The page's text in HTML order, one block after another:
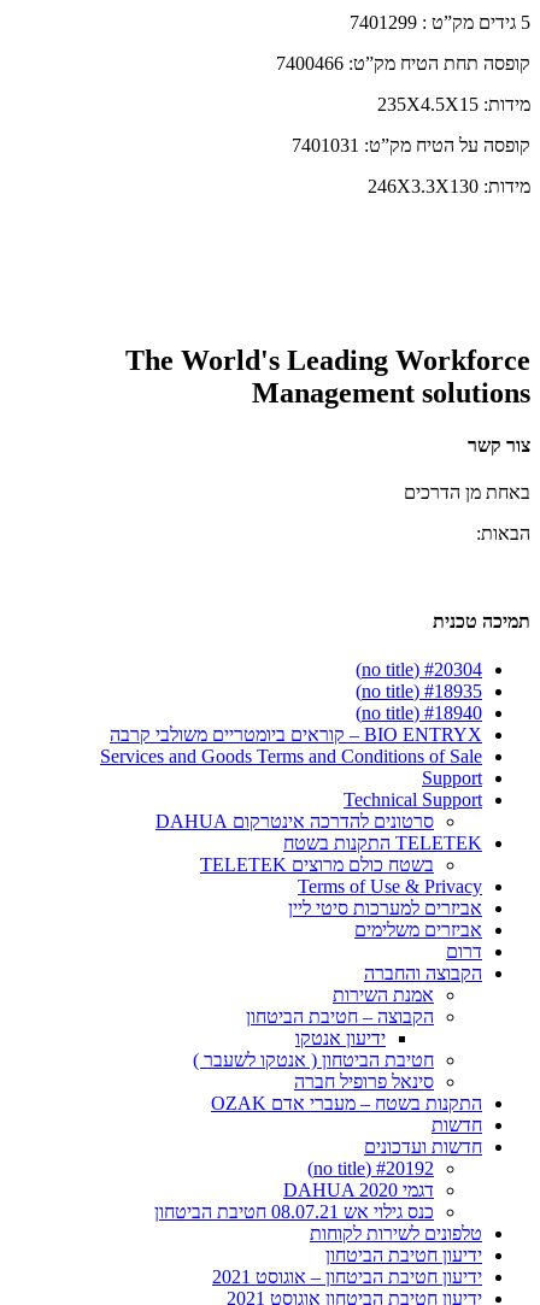
5 גידים מק”ט : 7401299
קופסה תחת הטיח מק”ט: 7400466
מידות: 235X4.5X15
קופסה על הטיח מק”ט: 7401031
מידות: 246X3.3X130
The World's Leading Workforce
Management solutions
צור קשר
באחת מן הדרכים
הבאות:
תמיכה טכנית
#20304 (no title)
#18935 (no title)
#18940 (no title)
BIO ENTRYX – קוראים ביומטריים משולבי קרבה
Services and Goods Terms and Conditions of Sale
Support
Technical Support
סרטונים להדרכה אינטרקום DAHUA
TELETEK התקנות בשטח
בשטח כולם מרוצים TELETEK
Terms of Use & Privacy
אביזרים למערכות סיטי ליין
אביזרים משלימים
דרום
הקבוצה והחברה
אמנת השירות
הקבוצה – חטיבת הביטחון
ידיעון אנטקו
חטיבת הביטחון ( אנטקו לשעבר )
סינאל פרופיל חברה
התקנות בשטח – מעברי אדם OZAK
חדשות
חדשות ועדכונים
#20192 (no title)
דגמי DAHUA 2020
כנס גילוי אש 08.07.21 חטיבת הביטחון
טלפונים לשירות לקוחות
ידיעון חטיבת הביטחון
ידיעון חטיבת הביטחון – אוגוסט 2021
ידיעון חטיבת הביטחון אוגוסט 2021